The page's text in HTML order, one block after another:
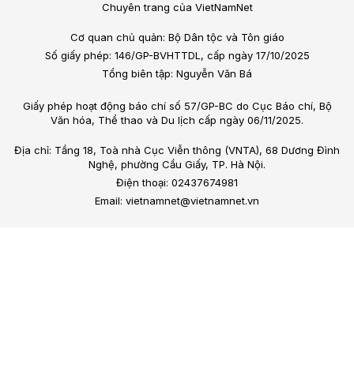
Chuyên trang của VietNamNet
Cơ quan chủ quản: Bộ Dân tộc và Tôn giáo
Số giấy phép: 146/GP-BVHTTDL, cấp ngày 17/10/2025
Tổng biên tập: Nguyễn Văn Bá
Giấy phép hoạt động báo chí số 57/GP-BC do Cục Báo chí, Bộ
Văn hóa, Thể thao và Du lịch cấp ngày 06/11/2025.
Địa chỉ: Tầng 18, Toà nhà Cục Viễn thông (VNTA), 68 Dương Đình
Nghệ, phường Cầu Giấy, TP. Hà Nội.
Điện thoại: 02437674981
Email: vietnamnet@vietnamnet.vn